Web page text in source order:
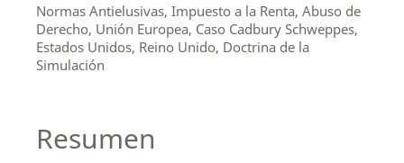
Normas Antielusivas, Impuesto a la Renta, Abuso de
Derecho, Unión Europea, Caso Cadbury Schweppes,
Estados Unidos, Reino Unido, Doctrina de la
Simulación
Resumen